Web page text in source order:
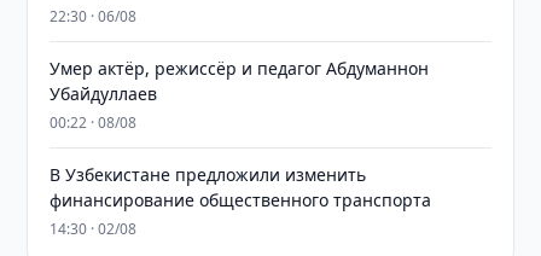
22:30 · 06/08
Умер актёр, режиссёр и педагог Абдуманнон
Убайдуллаев
00:22 · 08/08
В Узбекистане предложили изменить
финансирование общественного транспорта
14:30 · 02/08